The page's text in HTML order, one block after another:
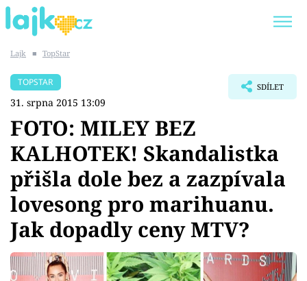
SHOPAHOLICADEL
Témata
Showbyznys
Youtubeři
Virály
Lajk ■ TopStar
TOPSTAR
31. srpna 2015 13:09
SDÍLET
FOTO: MILEY BEZ
KALHOTEK! Skandalistka
přišla dole bez a zazpívala
lovesong pro marihuanu.
Jak dopadly ceny MTV?